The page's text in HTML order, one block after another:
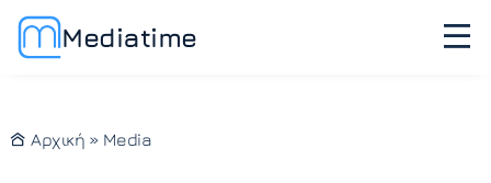
Mediatime
Αρχική » Media